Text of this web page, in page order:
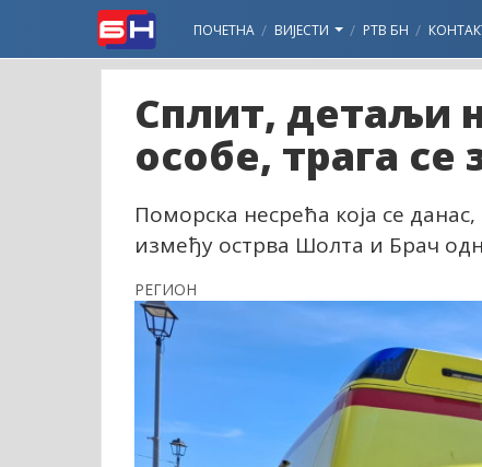
ПОЧЕТНА ВИЈЕСТИ РТВ БН
Сплит, детаљи
особе, трага се
Поморска несрећа која се
између острва Шолта и Брач
РЕГИОН